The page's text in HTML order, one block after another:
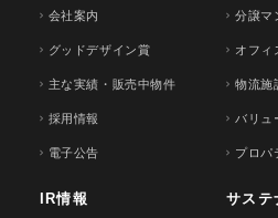
会社案内
グッドデザイン賞
主な実績・販売中物件
採用情報
電子公告
分譲マ
オフィ
物流施
バリュ
プロパ
IR情報 サステ